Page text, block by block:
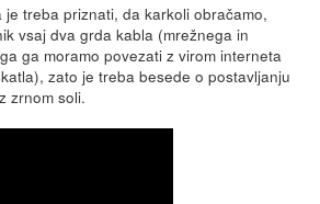
treba priznati, da karkoli obračamo,
vsaj dva grda kabla (mrežnega in
ga moramo povezati z virom interneta
zato je treba besede o postavljanju
zrnom soli.